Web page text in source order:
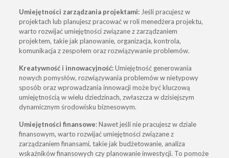
Umiejętności zarządzania projektami:Jeśli pracujesz w
projektach lub planujesz pracować w roli menedżera projektu,
warto rozwijać umiejętności związane z zarządzaniem
projektem, takie jak planowanie, organizacja, kontrola,
komunikacja z zespołem oraz rozwiązywanie problemów.
Kreatywność i innowacyjność:Umiejętność generowania
nowych pomysłów, rozwiązywania problemów w nietypowy
sposób oraz wprowadzania innowacji może być kluczową
umiejętnością w wielu dziedzinach, zwłaszcza w dzisiejszym
dynamicznym środowisku biznesowym.
Umiejętności finansowe: Nawet jeśli nie pracujesz w dziale
finansowym, warto rozwijać umiejętności związane z
zarządzaniem finansami, takie jak budżetowanie, analiza
wskaźników finansowych czy planowanie inwestycji. To pomoże